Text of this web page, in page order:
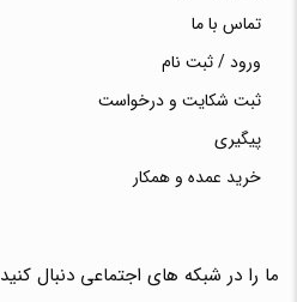
تماس با ما
ورود / ثبت نام
ثبت شکایت و درخواست
پیگیری
خرید عمده و همکار
ما را در شبکه های اجتماعی دنبال